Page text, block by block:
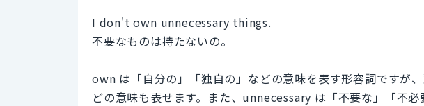
I don't own unnecessary things.
不要なものは持たないの。
own は「自分の」「独自の」などの意味を表す形容詞ですが
どの意味も表せます。また、unnecessary は「不要な」「不必